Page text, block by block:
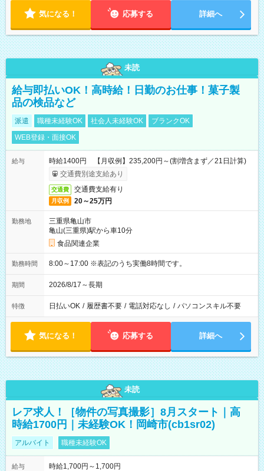
気になる！ 応募する 詳細へ
未読
給与即払いOK！高時給！日勤のお仕事！菓子製
品の検品など
派遣 職種未経験OK 社会人未経験OK
ブランクOK
WEB登録・面接OK
給与
時給1400円 【月収例】235,200円～(割増含まず／21日計算)
交通費別途支給あり
交通費 交通費支給有り
月収例 20～25万円
勤務地
三重県亀山市
亀山(三重県)駅から車10分
食品関連企業
勤務時間 8:00～17:00 ※表記のうち実働8時間です。
期間 2026/8/17～長期
特徴 日払いOK / 履歴書不要 / 電話対応なし / パソコンスキル不要
気になる！ 応募する 詳細へ
未読
レア求人！［物件の写真撮影］8月スタート｜高
時給1700円｜未経験OK！岡崎市(cb1sr02)
アルバイト 職種未経験OK
給与
時給1,700円～1,700円